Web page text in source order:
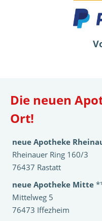
Die neuen
Ort!
neue Apotheke
Rheinauer Ring 160/3
76437 Rastatt
neue Apotheke Mitte *¹
Mittelweg 5
76473 Iffezheim